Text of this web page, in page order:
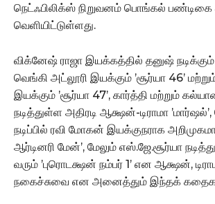
நெட்ஃபிலிக்ஸ் நிறுவனம் பொங்கல் பண்டிகை
வெளியிட்டுள்ளது.
விக்னேஷ் ராஜா இயக்கத்தில் தனுஷ் நடிக்கும்
வெங்கி அட்லூரி இயக்கும் ’சூர்யா 46’
இயக்கும் ’சூர்யா 47’, கார்த்தி மற்றும்
நடித்துள்ள அதிரடி ஆக்ஷன்-டிராமா ’மார்ஷல்’,
நடிப்பில் ரவி மோகன் இயக்குநராக
ஆர்டினரி மேன்’, மேலும் எஸ்.ஜே.சூர்யா
வரும் ’புரொடக்ஷன் நம்பர் 1’ என ஆக்ஷன்,
நகைச்சுவை என அனைத்தும் இந்தக்